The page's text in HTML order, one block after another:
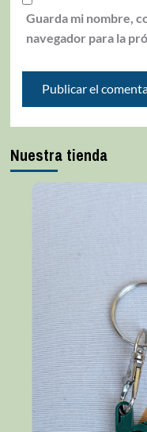
Guarda mi nombre,
navegador para la
Nuestra tienda